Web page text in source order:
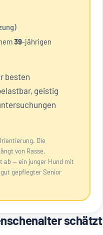
39-jährigen
besten
geistig
Die
von Rasse,
ab — ein junger Hund mit
gut gepflegter Senior
schätzt